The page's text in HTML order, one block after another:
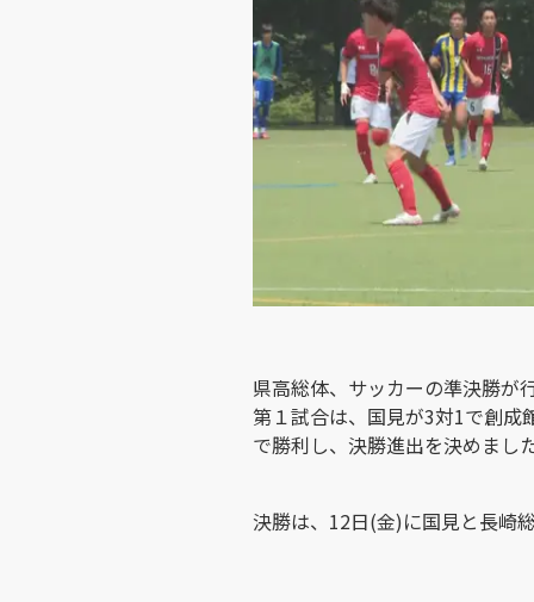
県高総体、サッカーの準決勝が
第１試合は、国見が3対1で創成
で勝利し、決勝進出を決めまし
決勝は、12日(金)に国見と長崎